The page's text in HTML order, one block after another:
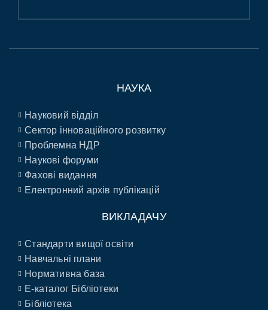
НАУКА
Науковий відділ
Сектор інноваційного розвитку
Проблемна НДР
Наукові форуми
Фахові видання
Електронний архів публікацій
ВИКЛАДАЧУ
Стандарти вищої освіти
Навчальні плани
Нормативна база
E-каталог Бібліотеки
Бібліотека